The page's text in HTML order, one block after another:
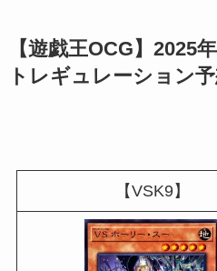
【遊戯王OCG】2025
トレギュレーション予
【VSK9】